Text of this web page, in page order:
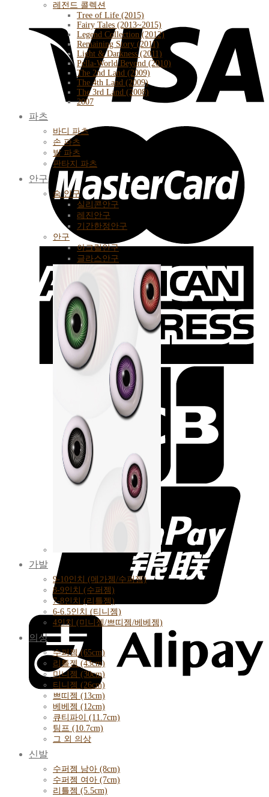
레전드 콜렉션
Tree of Life (2015)
Fairy Tales (2013~2015)
Legend Collection (2012)
Remaining Story (2011)
Light & Darkness (2011)
Pella-World Beyond (2010)
The 2nd Land (2009)
The 4th Land (2009)
The 3rd Land (2008)
2007
파츠
바디 파츠
손 파츠
발 파츠
판타지 파츠
안구
숨 안구
실리콘안구
레진안구
기간한정안구
안구
아크릴안구
글라스안구
가발
9-10인치 (메가젬/수퍼젬)
8-9인치 (수퍼젬)
7-8인치 (리틀젬)
6-6.5인치 (티니젬)
4인치 (미니젬/쁘띠젬/베베젬)
의상
수퍼젬 (65cm)
리틀젬 (43cm)
미니젬 (30cm)
티니젬 (26cm)
쁘띠젬 (13cm)
베베젬 (12cm)
큐티파이 (11.7cm)
팀프 (10.7cm)
그 외 의상
신발
수퍼젬 남아 (8cm)
수퍼젬 여아 (7cm)
리틀젬 (5.5cm)